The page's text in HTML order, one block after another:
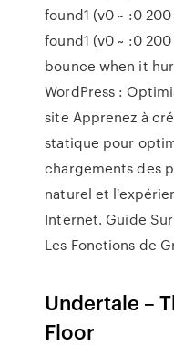
found1 (v0 ~ :0 200
found1 (v0 ~ :0
bounce when it
WordPress :
site Apprenez à
statique pour
chargements des
naturel et
Internet. Guide
Les Fonctions de
Undertale –
Floor